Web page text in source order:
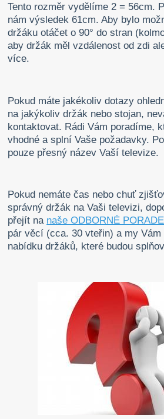
Tento rozměr vydělíme 2 = 56cm.
nám výsledek 61cm. Aby bylo
držáku otáčet o 90° do stran
aby držák měl vzdálenost od zdi
více.
Pokud máte jakékoliv dotazy
na jakýkoliv držák nebo stojan,
kontaktovat. Rádi Vám poradíme,
vhodné a splní Vaše požadavky.
pouze přesný název Vaší televize.
Pokud nemáte čas nebo chuť
správný držák na Vaši televizi,
přejít na naše ODBORNÉ
pár věcí (cca. 30 vteřin) a my
nabídku držáků, které budou